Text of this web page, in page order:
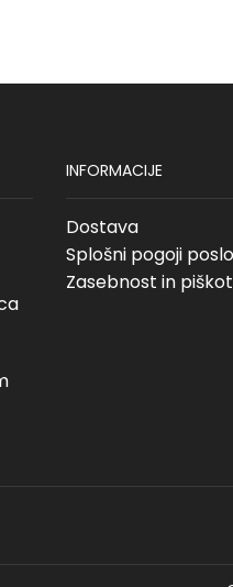
INFORMACIJE
Dostava
Splošni pogoji
Zasebnost in